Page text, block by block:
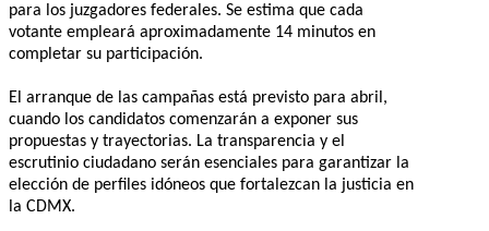
para los juzgadores federales. Se estima que cada
votante empleará aproximadamente 14 minutos en
completar su participación.
El arranque de las campañas está previsto para abril,
cuando los candidatos comenzarán a exponer sus
propuestas y trayectorias. La transparencia y el
escrutinio ciudadano serán esenciales para garantizar la
elección de perfiles idóneos que fortalezcan la justicia en
la CDMX.